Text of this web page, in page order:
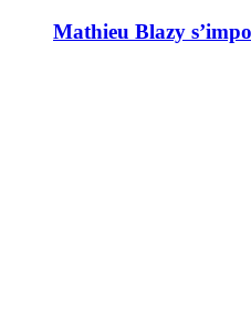
Mathieu Blazy